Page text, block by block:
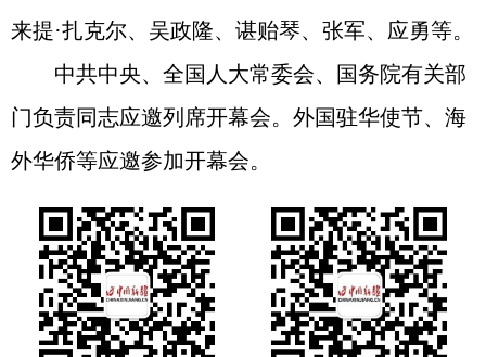
来提·扎克尔、吴政隆、谌贻琴、张军、应勇等。
中共中央、全国人大常委会、国务院有关部
门负责同志应邀列席开幕会。外国驻华使节、海
外华侨等应邀参加开幕会。